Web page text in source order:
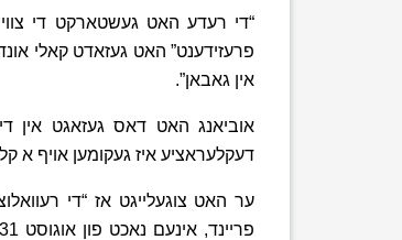
“די רעדע האט געשטארקט די
פרעזידענט” האט געזאדט קאלי
אין גאבאן”.
אוביאנג האט דאס געזאגט אין
דעקלעראציע איז געקומען אויף א
ער האט צוגעלייגט אז “די